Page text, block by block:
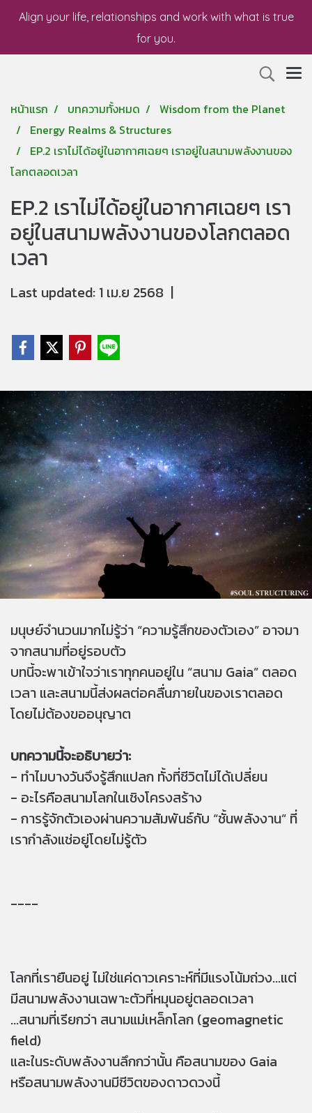
Align your life, relationships and work with what is true
for you.
หน้าแรก บทความทั้งหมด
Wisdom from the Planet
Energy Realms & Structures
EP.2 เราไม่ได้อยู่ในอากาศเฉยๆ เราอยู่ในสนามพลังงานของ
โลกตลอดเวลา
EP.2 เราไม่ได้อยู่ในอากาศเฉยๆ เรา
อยู่ในสนามพลังงานของโลกตลอด
เวลา
Last updated: 1 เม.ย 2568 |
มนุษย์จำนวนมากไม่รู้ว่า “ความรู้สึกของตัวเอง” อาจมา
จากสนามที่อยู่รอบตัว
บทนี้จะพาเข้าใจว่าเราทุกคนอยู่ใน “สนาม Gaia” ตลอด
เวลา และสนามนี้ส่งผลต่อคลื่นภายในของเราตลอด
โดยไม่ต้องขออนุญาต
บทความนี้จะอธิบายว่า:
- ทำไมบางวันจึงรู้สึกแปลก ทั้งที่ชีวิตไม่ได้เปลี่ยน
- อะไรคือสนามโลกในเชิงโครงสร้าง
- การรู้จักตัวเองผ่านความสัมพันธ์กับ “ชั้นพลังงาน” ที่
เรากำลังแช่อยู่โดยไม่รู้ตัว
----
โลกที่เรายืนอยู่ ไม่ใช่แค่ดาวเคราะห์ที่มีแรงโน้มถ่วง...แต่
มีสนามพลังงานเฉพาะตัวที่หมุนอยู่ตลอดเวลา
...สนามที่เรียกว่า สนามแม่เหล็กโลก (geomagnetic
field)
และในระดับพลังงานลึกกว่านั้น คือสนามของ Gaia
หรือสนามพลังงานมีชีวิตของดาวดวงนี้